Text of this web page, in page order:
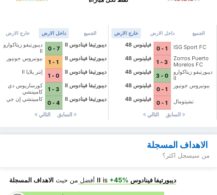
الجميع داخل الارض خارج الارض
ديبورتيفو زيتاكوارو
II
7 - 0
ديبورتيفا فينادوس II
بيونيروس جونيور
1 - 1
ديبورتيفا فينادوس II
إنتر پلايا II
0 - 1
ديبورتيفا فينادوس II
كورساريوس دي
كامبيتشي
3 - 1
ديبورتيفا فينادوس II
كامبيتشي إن جي
4 - 0
ديبورتيفا فينادوس II
السابق التالي
الجميع داخل الارض خارج الارض
فيلينوس 48
1 - 0
ISG Sport FC
فيلينوس 48
3 - 1
Zorros Puerto
Morelos FC
فيلينوس 48
0 - 3
ديبورتيفو زيتاكوارو
II
فيلينوس 48
1 - 0
بيونيروس جونيور
فيلينوس 48
1 - 0
تشيتومال
السابق
التالي
الاهداف المسجلة
من سيسجل اكثر؟
ديبورتيفا فينادوس II is +45% أفضل من حيث الاهداف المسجلة